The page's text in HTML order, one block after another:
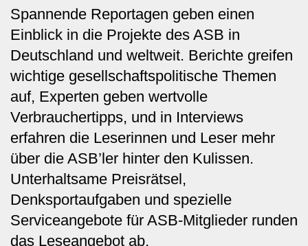
Spannende Reportagen geben einen
Einblick in die Projekte des ASB in
Deutschland und weltweit. Berichte greifen
wichtige gesellschaftspolitische Themen
auf, Experten geben wertvolle
Verbrauchertipps, und in Interviews
erfahren die Leserinnen und Leser mehr
über die ASB’ler hinter den Kulissen.
Unterhaltsame Preisrätsel,
Denksportaufgaben und spezielle
Serviceangebote für ASB-Mitglieder runden
das Leseangebot ab.